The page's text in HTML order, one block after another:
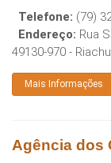
Telefone: (79)
Endereço: Rua
49130-970 -
Mais Informações
Agência dos